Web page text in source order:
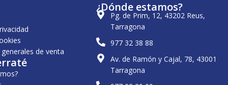
de venta
¿Dónde estamos?
Pg. de Prim, 12, 43202 Reus,
Tarragona
977 32 38 88
Av. de Ramón y Cajal, 78, 43001
Tarragona